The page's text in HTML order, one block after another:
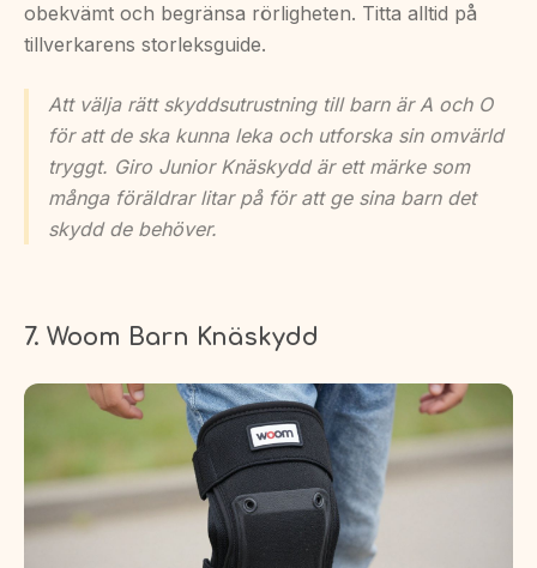
obekvämt och begränsa rörligheten. Titta alltid på
tillverkarens storleksguide.
Att välja rätt skyddsutrustning till barn är A och O
för att de ska kunna leka och utforska sin omvärld
tryggt. Giro Junior Knäskydd är ett märke som
många föräldrar litar på för att ge sina barn det
skydd de behöver.
7. Woom Barn Knäskydd